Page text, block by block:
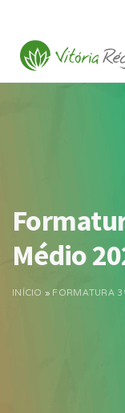
Médio
INÍCIO » FORMATURA